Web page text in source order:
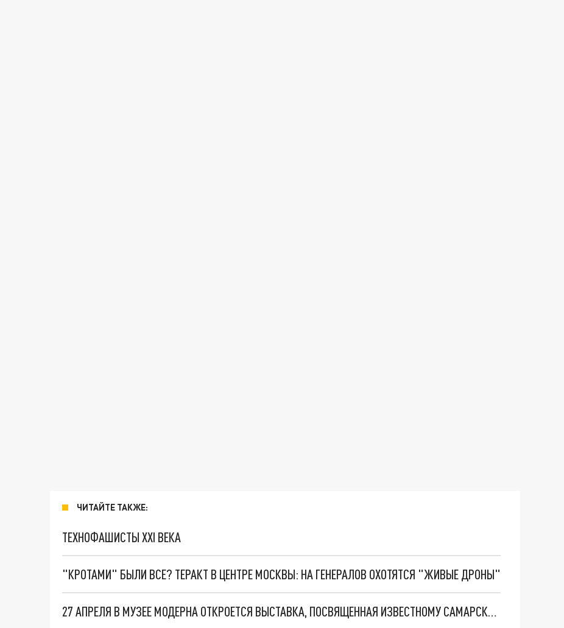
ЧИТАЙТЕ ТАКЖЕ:
ТЕХНОФАШИСТЫ XXI ВЕКА
"КРОТАМИ" БЫЛИ ВСЕ? ТЕРАКТ В ЦЕНТРЕ МОСКВЫ: НА ГЕНЕРАЛОВ ОХОТЯТСЯ "ЖИВЫЕ ДРОНЫ"
27 АПРЕЛЯ В МУЗЕЕ МОДЕРНА ОТКРОЕТСЯ ВЫСТАВКА, ПОСВЯЩЕННАЯ ИЗВЕСТНОМУ САМАРСКОМУ АРХИТЕКТОРУ